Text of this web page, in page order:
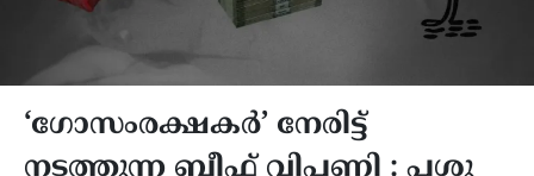
‘ഗോസംരക്ഷകർ’ നേരിട്ട്